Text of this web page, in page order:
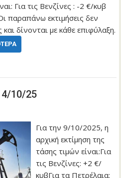
Για τις Βενζίνες : -2 €/κυβ
παραπάνω εκτιμήσεις δεν
δίνονται με κάθε επιφύλαξη.
10/25
Για την 9/10/2025, η
αρχική εκτίμηση της
τάσης τιμών είναι:Για
τις Βενζίνες: +2 €/
κυβΓια τα Πετρέλαια: